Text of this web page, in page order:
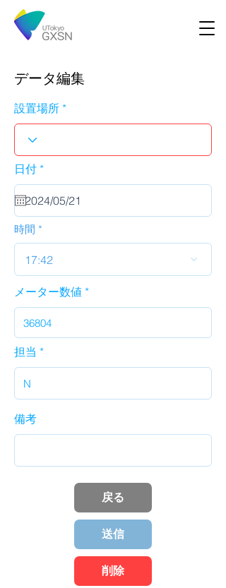
データ編集
設置場所
日付 *r
u
i
d
時間
17:42
メーター数値
担当
備考
戻る
送信
削除